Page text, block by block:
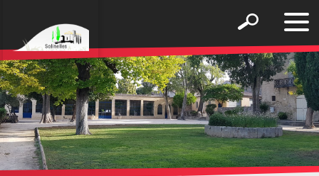
le
Afficher
formulaire
de
recherche